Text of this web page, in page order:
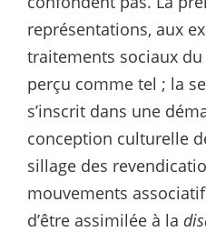
représentations, aux
traitements sociaux
perçu comme tel ; la
s’inscrit dans une
conception culturelle
sillage des
mouvements
d’être assimilée à la